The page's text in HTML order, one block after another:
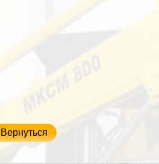
Вернуться